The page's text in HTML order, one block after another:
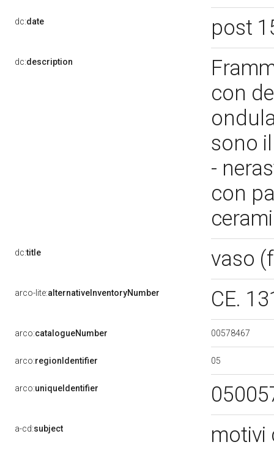
dc:date post
dc:description
con
sono
-
con
dc:title vaso
arco-lite:alternativeInventoryNumber CE.
arco:catalogueNumber 00578467
arco:regionIdentifier 05
arco:uniqueIdentifier
a-cd:subject motivi